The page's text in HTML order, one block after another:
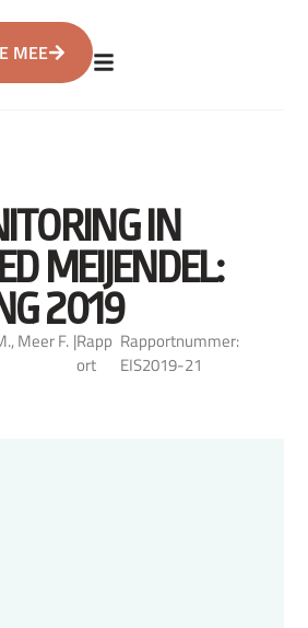
MEE
IN
MEIJENDEL:
2019
Meer F. |Rapp
ort
Rapportnummer:
EIS2019-21